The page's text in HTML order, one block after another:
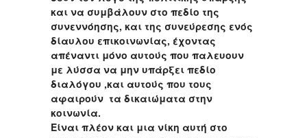
και να συμβάλουν στο πεδίο της
συνεννόησης, και της συνεύρεσης ενός
δίαυλου επικοινωνίας, έχοντας
απέναντι μόνο αυτούς που παλευουν
με λύσσα να μην υπάρξει πεδίο
διαλόγου ,και αυτούς που τους
αφαιρούν τα δικαιώματα στην
κοινωνία.
Είναι πλέον και μια νίκη αυτή στο